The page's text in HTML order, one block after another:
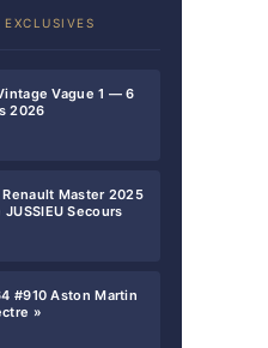
Vague 1 — 6
2026
Master 2025
Secours
#910 Aston Martin
»